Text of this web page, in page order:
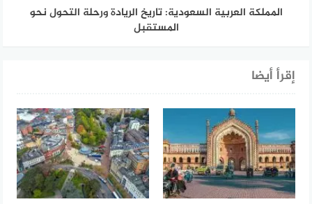
المملكة العربية السعودية: تاريخ الريادة ورحلة التحول نحو
المستقبل
إقرأ أيضا